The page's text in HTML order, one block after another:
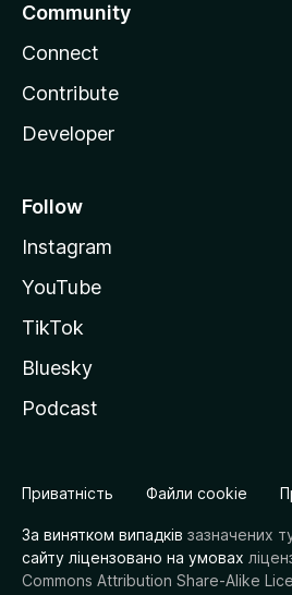
Community
Connect
Contribute
Developer
Follow
Instagram
YouTube
TikTok
Bluesky
Podcast
Приватність Файли cookie
За винятком випадків зазначених
сайту ліцензовано на умовах
Commons Attribution Share-Alike